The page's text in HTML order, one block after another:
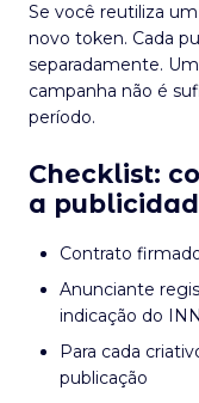
Se você reutiliza
novo token. Cada
separadamente.
campanha não é
período.
Checklist:
a
Contrato
Anunciante
indicação do INN
Para cada
publicação